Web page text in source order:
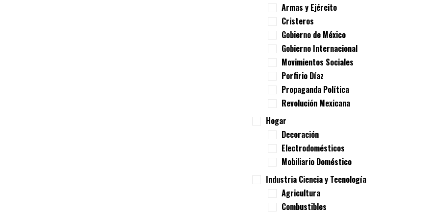
Armas y Ejército
Cristeros
Gobierno de México
Gobierno Internacional
Movimientos Sociales
Porfirio Díaz
Propaganda Política
Revolución Mexicana
Hogar
Decoración
Electrodomésticos
Mobiliario Doméstico
Industria Ciencia y Tecnología
Agricultura
Combustibles